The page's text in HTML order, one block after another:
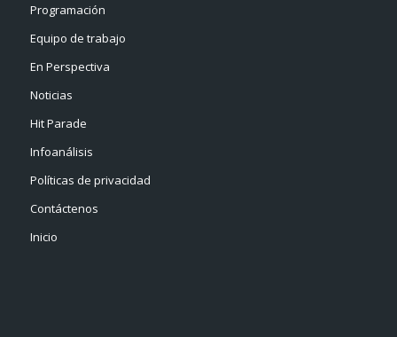
Programación
Equipo de trabajo
En Perspectiva
Noticias
Hit Parade
Infoanálisis
Políticas de privacidad
Contáctenos
Inicio